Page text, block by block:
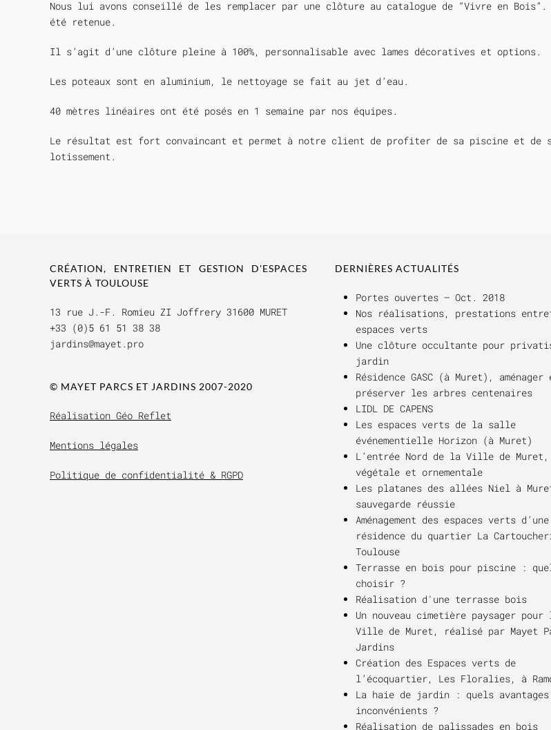
Nous lui avons conseillé de les remplacer par une clôture au catalogue de “Vivre en
été retenue.
Il s’agit d’une clôture pleine à 100%, personnalisable avec lames décoratives et options.
Les poteaux sont en aluminium, le nettoyage se fait au jet d’eau.
40 mètres linéaires ont été posés en 1 semaine par nos équipes.
Le résultat est fort convaincant et permet à notre client de profiter de sa piscine et de
lotissement.
CRÉATION, ENTRETIEN ET GESTION D'ESPACES
VERTS À TOULOUSE
13 rue J.-F. Romieu ZI Joffrery 31600 MURET
+33 (0)5 61 51 38 38
jardins@mayet.pro
© MAYET PARCS ET JARDINS 2007-2020
Réalisation Géo Reflet
Mentions légales
Politique de confidentialité & RGPD
DERNIÈRES ACTUALITÉS
Portes ouvertes – Oct. 2018
Nos réalisations, prestations
espaces verts
Une clôture occultante pour
jardin
Résidence GASC (à Muret), aménager
préserver les arbres centenaires
LIDL DE CAPENS
Les espaces verts de la salle
événementielle Horizon (à Muret)
L’entrée Nord de la Ville de Muret,
végétale et ornementale
Les platanes des allées Niel à
sauvegarde réussie
Aménagement des espaces verts d’une
résidence du quartier La
Toulouse
Terrasse en bois pour piscine :
choisir ?
Réalisation d'une terrasse bois
Un nouveau cimetière paysager pour
Ville de Muret, réalisé par Mayet
Jardins
Création des Espaces verts de
l’écoquartier, Les Floralies, à
La haie de jardin : quels
inconvénients ?
Réalisation de palissades en bois